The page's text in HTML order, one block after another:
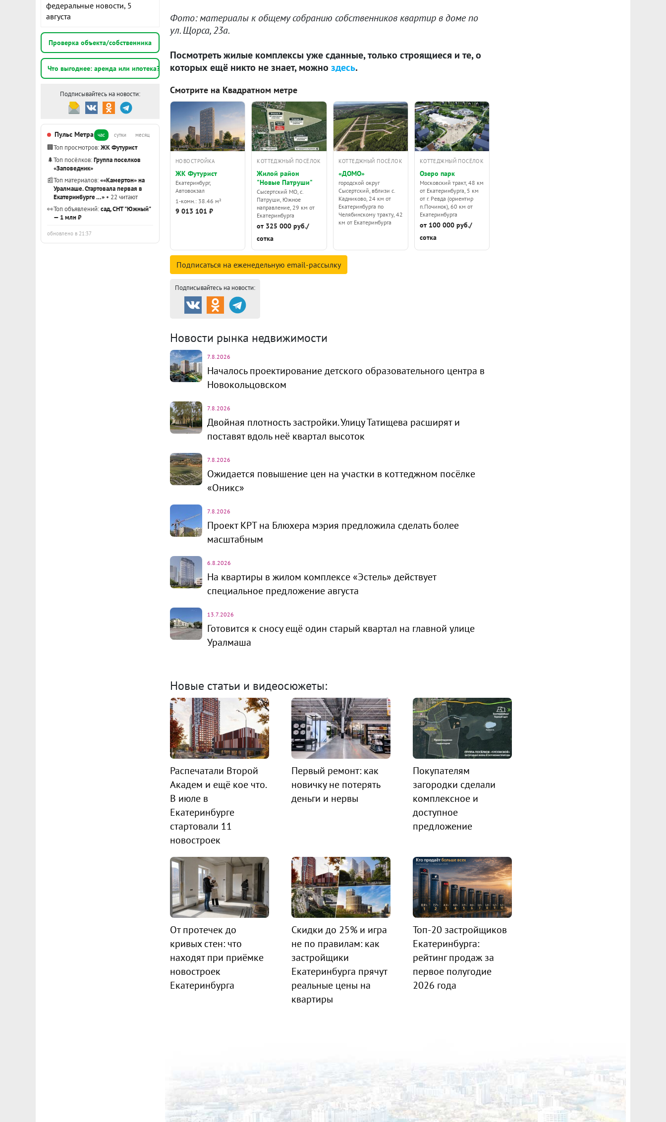
федеральные новости, 5
августа
Проверка объекта/собственника
Что выгоднее: аренда или ипотека?
Подписывайтесь на новости:
Пульс Метра час сутки месяц
🏢Топ просмотров:ЖК Футурист
🌲Топ посёлков:Группа поселков
«Заповедник»
📰Топ материалов:««Камертон» на
Уралмаше. Стартовала первая в
Екатеринбурге …» • 22 читают
👀Топ объявлений:сад, СНТ "Южный"
— 1 млн ₽
обновлено в 21:37
Фото: материалы к общему собранию собственников квартир в доме по
ул. Щорса, 23а.
Посмотреть жилые комплексы уже сданные, только строящиеся и те, о
которых ещё никто не знает, можно здесь.
Смотрите на Квадратном метре
НОВОСТРОЙКА
ЖК Футурист
Екатеринбург,
Автовокзал
1-комн.: 38.46 м²
9 013 101 ₽
КОТТЕДЖНЫЙ ПОСЁЛОК
Жилой район
"Новые Патруши"
Сысертский МО, с.
Патруши, Южное
направление, 29 км от
Екатеринбурга
от 325 000 руб./
сотка
КОТТЕДЖНЫЙ ПОСЁЛОК
«ДОМО»
городской округ
Сысертский, вблизи с.
Кадниково, 24 км от
Екатеринбурга по
Челябинскому тракту, 42
км от Екатеринбурга
КОТТЕДЖНЫЙ ПОСЁЛОК
Озеро парк
Московский тракт, 48 км
от Екатеринбурга, 5 км
от г. Ревда (ориентир
п.Починок), 60 км от
Екатеринбурга
от 100 000 руб./
сотка
Подписаться на еженедельную email-рассылку
Подписывайтесь на новости:
Новости рынка недвижимости
7.8.2026
Началось проектирование детского образовательного центра в
Новокольцовском
7.8.2026
Двойная плотность застройки. Улицу Татищева расширят и
поставят вдоль неё квартал высоток
7.8.2026
Ожидается повышение цен на участки в коттеджном посёлке
«Оникс»
7.8.2026
Проект КРТ на Блюхера мэрия предложила сделать более
масштабным
6.8.2026
На квартиры в жилом комплексе «Эстель» действует
специальное предложение августа
13.7.2026
Готовится к сносу ещё один старый квартал на главной улице
Уралмаша
Новые статьи и видеосюжеты:
Распечатали Второй
Академ и ещё кое что.
В июле в
Екатеринбурге
стартовали 11
новостроек
Первый ремонт: как
новичку не потерять
деньги и нервы
Покупателям
загородки сделали
комплексное и
доступное
предложение
От протечек до
кривых стен: что
находят при приёмке
новостроек
Екатеринбурга
Скидки до 25% и игра
не по правилам: как
застройщики
Екатеринбурга прячут
реальные цены на
квартиры
Топ-20 застройщиков
Екатеринбурга:
рейтинг продаж за
первое полугодие
2026 года